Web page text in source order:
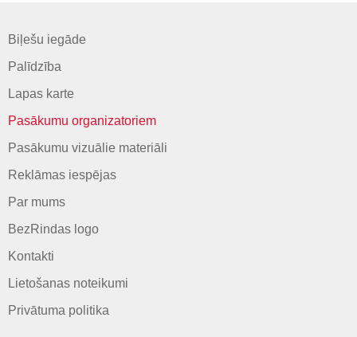
Biļešu iegāde
Palīdzība
Lapas karte
Pasākumu organizatoriem
Pasākumu vizuālie materiāli
Reklāmas iespējas
Par mums
BezRindas logo
Kontakti
Lietošanas noteikumi
Privātuma politika